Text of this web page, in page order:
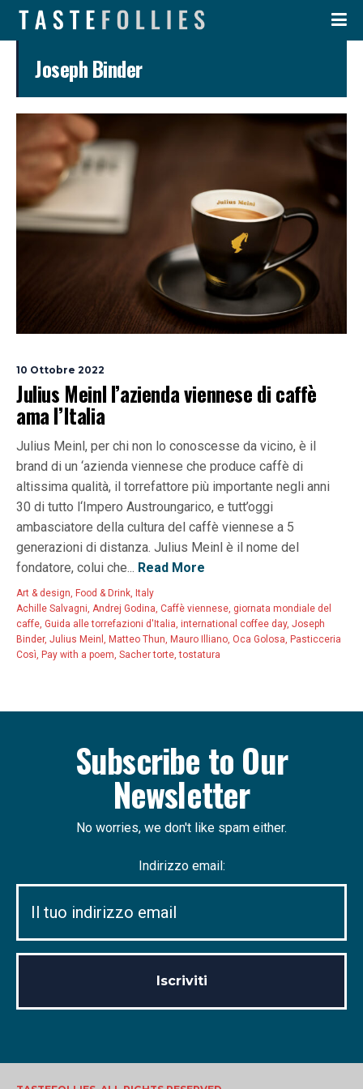
Joseph Binder
10 Ottobre 2022
Julius Meinl l’azienda viennese di caffè
ama l’Italia
Julius Meinl, per chi non lo conoscesse da vicino, è il
brand di un ‘azienda viennese che produce caffè di
altissima qualità, il torrefattore più importante negli anni
30 di tutto l‘Impero Austroungarico, e tutt’oggi
ambasciatore della cultura del caffè viennese a 5
generazioni di distanza. Julius Meinl è il nome del
fondatore, colui che... Read More
Art & design, Food & Drink, Italy
Achille Salvagni, Andrej Godina, Caffè viennese, giornata mondiale del
caffe, Guida alle torrefazioni d'Italia, international coffee day, Joseph
Binder, Julius Meinl , Matteo Thun, Mauro Illiano, Oca Golosa, Pasticceria
Così, Pay with a poem, Sacher torte,tostatura
Subscribe to Our
Newsletter
No worries, we don't like spam either.
Indirizzo email: